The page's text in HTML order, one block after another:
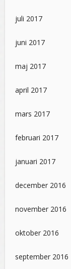
juli 2017
juni 2017
maj 2017
april 2017
mars 2017
februari 2017
januari 2017
december 2016
november 2016
oktober 2016
september 2016